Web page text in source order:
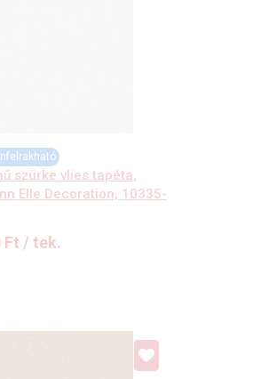
szürke vlies tapéta,
Elle Decoration, 10335-
Ft / tek.